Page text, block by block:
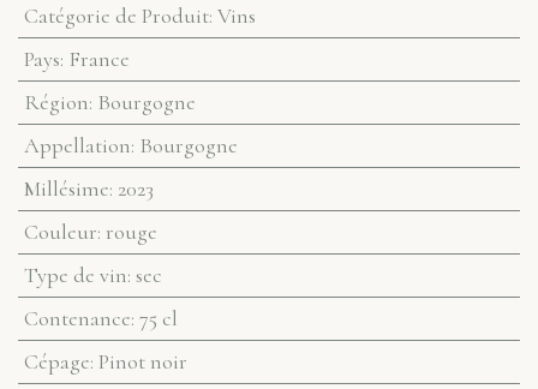
Catégorie de Produit: Vins
Pays: France
Région: Bourgogne
Appellation: Bourgogne
Millésime: 2023
Couleur: rouge
Type de vin: sec
Contenance: 75 cl
Cépage: Pinot noir